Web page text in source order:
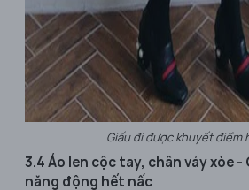
Giấu đi được khuyết điểm
3.4 Áo len cộc tay, chân váy xòe
năng động hết nấc